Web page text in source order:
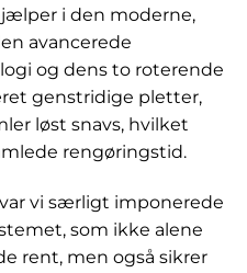
i den moderne,
avancerede
og dens to roterende
genstridige pletter,
løst snavs, hvilket
rengøringstid.
vi særligt imponerede
som ikke alene
rent, men også sikrer